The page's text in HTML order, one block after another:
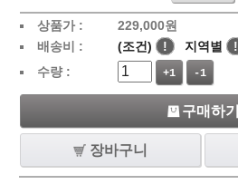
상품가 : 229,000원
배송비 :
(조건) ! 지역별
!
수량 :
+1 -1
구매하기
장바구니